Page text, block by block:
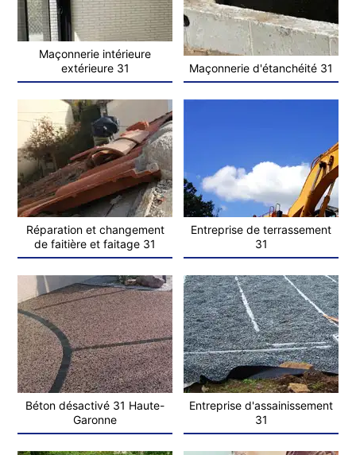
Maçonnerie intérieure
extérieure 31
Maçonnerie d'étanchéité 31
Réparation et changement
de faitière et faitage 31
Entreprise de terrassement
31
Béton désactivé 31 Haute-
Garonne
Entreprise d'assainissement
31